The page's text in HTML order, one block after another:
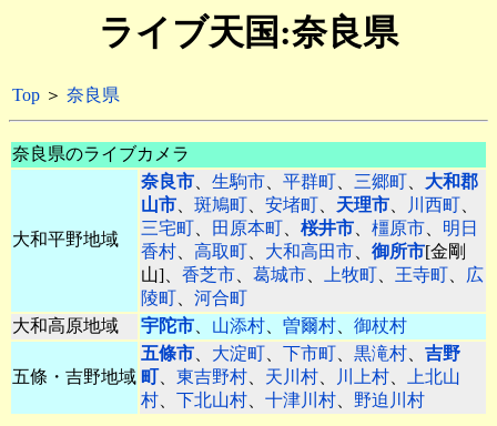
ライブ天国:奈良県
Top ＞ 奈良県
奈良県のライブカメラ
大和平野地域
奈良市、 生駒市、 平群町、 三郷町、 大和郡
山市、 斑鳩町、 安堵町、 天理市、 川西町、
三宅町、 田原本町、 桜井市、 橿原市、 明日
香村、 高取町、 大和高田市、 御所市[金剛
山]、 香芝市、 葛城市、 上牧町、 王寺町、 広
陵町、 河合町
大和高原地域
宇陀市、 山添村、 曽爾村、 御杖村
五條・吉野地域
五條市、 大淀町、 下市町、 黒滝村、 吉野
町、 東吉野村、 天川村、 川上村、 上北山
村、 下北山村、 十津川村、 野迫川村